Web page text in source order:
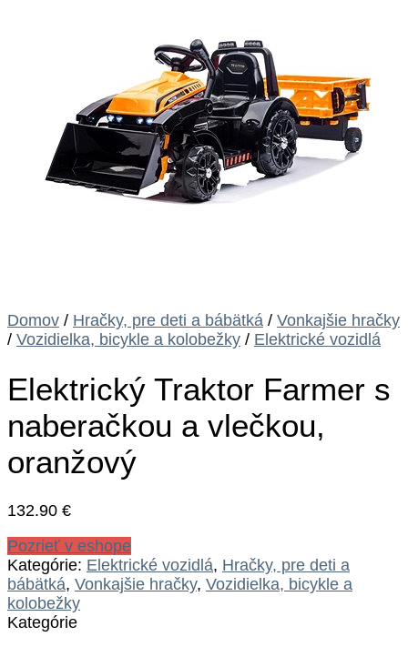
Domov / Hračky, pre deti a bábätká / Vonkajšie hračky
/ Vozidielka, bicykle a kolobežky / Elektrické vozidlá
Elektrický Traktor Farmer s
naberačkou a vlečkou,
oranžový
132.90 €
Pozrieť v eshope
Kategórie: Elektrické vozidlá, Hračky, pre deti a
bábätká, Vonkajšie hračky, Vozidielka, bicykle a
kolobežky
Kategórie